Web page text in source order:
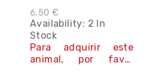
6,50 €
Availability: 2 In
Stock
Para adquirir este
animal, por favor